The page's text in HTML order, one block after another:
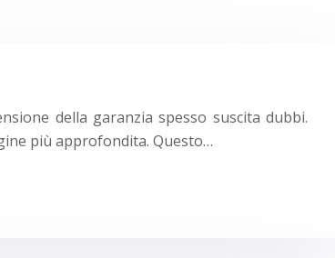
della garanzia spesso suscita dubbi.
più approfondita. Questo…